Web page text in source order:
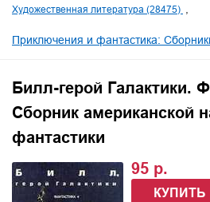
Художественная литература (28475)
Приключения и фантастика:
Билл-герой Галактики.
Сборник американской
фантастики
95 р.
КУПИТЬ